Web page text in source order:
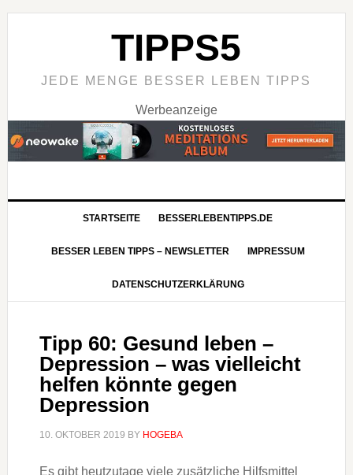
TIPPS5
JEDE MENGE BESSER LEBEN TIPPS
Werbeanzeige
STARTSEITE BESSERLEBENTIPPS.DE
BESSER LEBEN TIPPS – NEWSLETTER IMPRESSUM
DATENSCHUTZERKLÄRUNG
Tipp 60: Gesund leben –
Depression – was vielleicht
helfen könnte gegen
Depression
10. OKTOBER 2019 BY HOGEBA
Es gibt heutzutage viele zusätzliche Hilfsmittel